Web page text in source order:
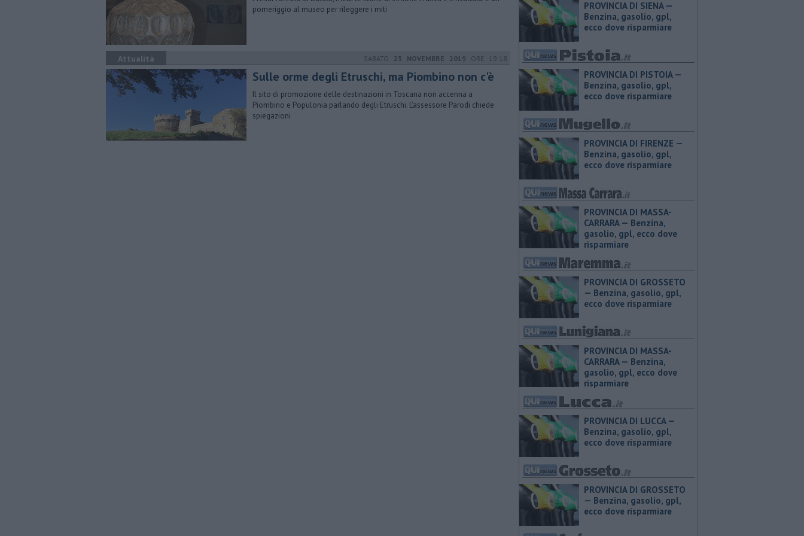
pomeriggio al museo per rileggere i miti
Attualità SABATO 23 NOVEMBRE 2019 ORE 19:18
Sulle orme degli Etruschi, ma Piombino non c'è
Il sito di promozione delle destinazioni in Toscana non accenna a
Piombino e Populonia parlando degli Etruschi. L'assessore Parodi chiede
spiegazioni
PROVINCIA DI SIENA — ​
Benzina, gasolio, gpl,
ecco dove risparmiare
PROVINCIA DI PISTOIA — ​
Benzina, gasolio, gpl,
ecco dove risparmiare
PROVINCIA DI FIRENZE — ​
Benzina, gasolio, gpl,
ecco dove risparmiare
PROVINCIA DI MASSA-
CARRARA — ​Benzina,
gasolio, gpl, ecco dove
risparmiare
PROVINCIA DI GROSSETO
— ​Benzina, gasolio, gpl,
ecco dove risparmiare
PROVINCIA DI MASSA-
CARRARA — ​Benzina,
gasolio, gpl, ecco dove
risparmiare
PROVINCIA DI LUCCA — ​
Benzina, gasolio, gpl,
ecco dove risparmiare
PROVINCIA DI GROSSETO
— ​Benzina, gasolio, gpl,
ecco dove risparmiare